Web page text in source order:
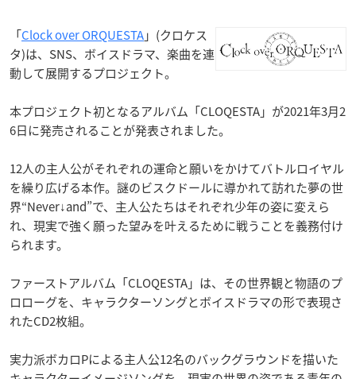
「Clock over ORQUESTA」(クロケス
タ)は、SNS、ボイスドラマ、楽曲を連
動して展開するプロジェクト。
本プロジェクト初となるアルバム「CLOQESTA」が2021年3月2
6日に発売されることが発表されました。
12人の主人公がそれぞれの運命と願いをかけてバトルロイヤル
を繰り広げる本作。謎のビスクドールに導かれて訪れた夢の世
界“Never↓and”で、主人公たちはそれぞれ少年の姿に変えら
れ、現実で強く願った望みを叶えるために戦うことを義務付け
られます。
ファーストアルバム「CLOQESTA」は、その世界観と物語のプ
ロローグを、キャラクターソングとボイスドラマの形で表現さ
れたCD2枚組。
実力派ボカロPによる主人公12名のバックグラウンドを描いた